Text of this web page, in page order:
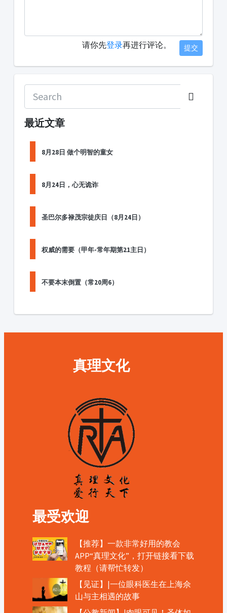
请你先登录再进行评论。 提交
最近文章
8月28日 做个明智的童女
8月24日，心无诡诈
圣巴尔多禄茂宗徒庆日（8月24日）
权威的需要（甲年-常年期第21主日）
不要本末倒置（常20周6）
真理文化
最受欢迎
【推荐】一款非常好用的教会
APP“真理文化”，打开链接看下载
教程（请帮忙转发）
【见证】|一位眼科医生在上海佘
山与主相遇的故事